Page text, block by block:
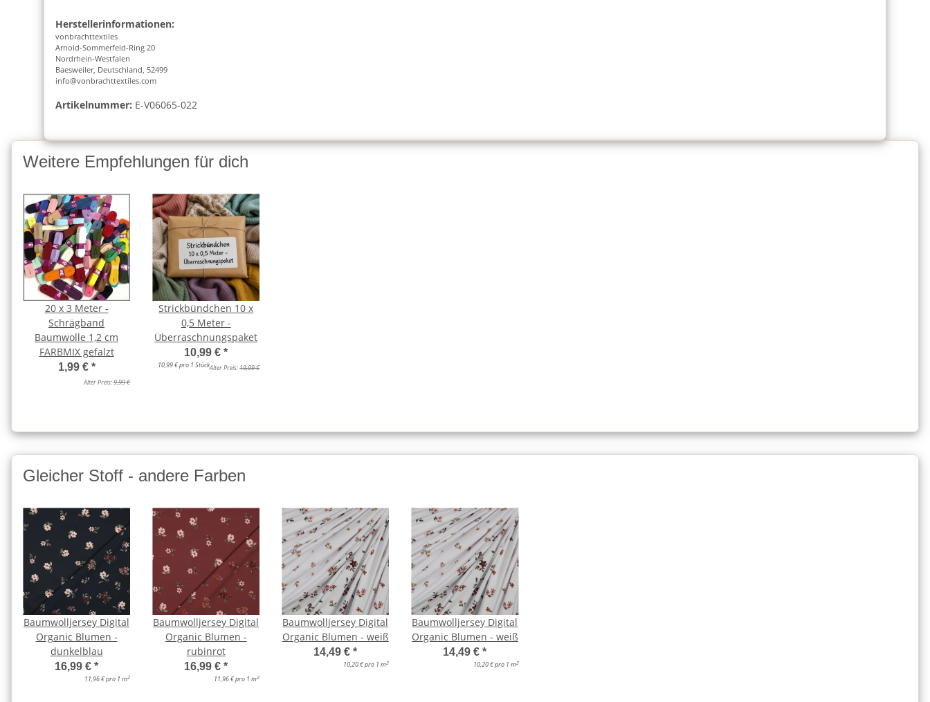
Herstellerinformationen:
vonbrachttextiles
Arnold-Sommerfeld-Ring 20
Nordrhein-Westfalen
Baesweiler, Deutschland, 52499
info@vonbrachttextiles.com
Artikelnummer: E-V06065-022
Weitere Empfehlungen für dich
20 x 3 Meter -
Schrägband
Baumwolle 1,2 cm
FARBMIX gefalzt
1,99 € *
Alter Preis:9,99 €
Strickbündchen 10 x
0,5 Meter -
Überraschnungspaket
10,99 €*
10,99 € pro 1 StückAlter Preis:19,99 €
Gleicher Stoff - andere Farben
Baumwolljersey Digital
Organic Blumen -
dunkelblau
16,99 €*
11,96 € pro 1 m2
Baumwolljersey Digital
Organic Blumen -
rubinrot
16,99 €*
11,96 € pro 1 m2
Baumwolljersey Digital
Organic Blumen - weiß
14,49 €*
10,20 € pro 1 m2
Baumwolljersey Digital
Organic Blumen - weiß
14,49 €*
10,20 € pro 1 m2